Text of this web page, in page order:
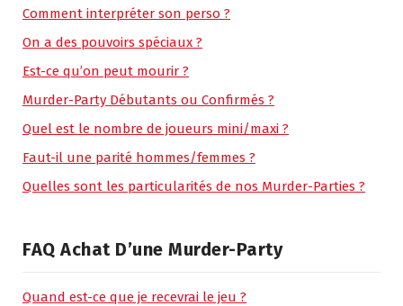
Comment interpréter son perso ?
On a des pouvoirs spéciaux ?
Est-ce qu’on peut mourir ?
Murder-Party Débutants ou Confirmés ?
Quel est le nombre de joueurs mini/maxi ?
Faut-il une parité hommes/femmes ?
Quelles sont les particularités de nos Murder-Parties ?
FAQ Achat D’une Murder-Party
Quand est-ce que je recevrai le jeu ?